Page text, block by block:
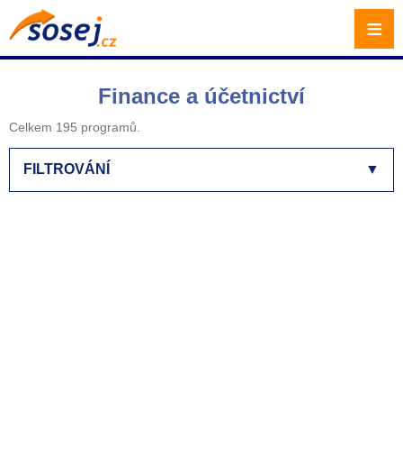
Finance a účetnictví
Celkem 195 programů.
▼
FILTROVÁNÍ
≡